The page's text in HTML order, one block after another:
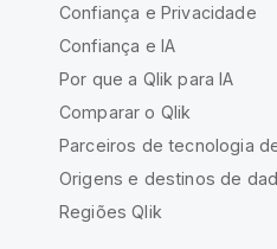
Confiança e Privacidade
Confiança e IA
Por que a Qlik para IA
Comparar o Qlik
Parceiros de tecnologia
Origens e destinos de
Regiões Qlik